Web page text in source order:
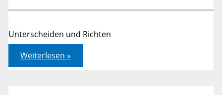
Unterscheiden und Richten
Römer
14,10-
13
Weiterlesen »